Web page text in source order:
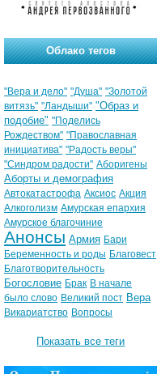
Облако тегов
"Вера и дело" "Душа" "Золотой
витязь" "Ландыши" "Образ и
подобие" "Поделись
Рождеством" "Православная
инициатива" "Радость веры"
"Синдром радости" Аборигены
Аборты и демография
Автокатастрофа Аксиос Акция
Алкоголизм Амурская епархия
Амурское благочиние
Анонсы Армия Бари
Беременность и роды Благовест
Благотворительность
Богословие Брак В начале
было слово Великий пост Вера
Викариатство Вопросы
Показать все теги